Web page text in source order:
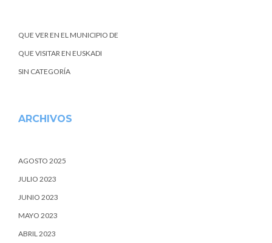
QUE VER EN EL MUNICIPIO DE
QUE VISITAR EN EUSKADI
SIN CATEGORÍA
ARCHIVOS
AGOSTO 2025
JULIO 2023
JUNIO 2023
MAYO 2023
ABRIL 2023